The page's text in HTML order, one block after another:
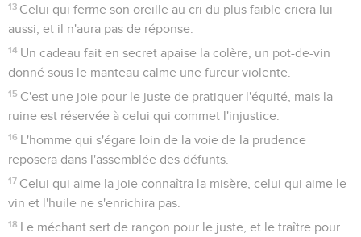
13 Celui qui ferme son oreille au cri du plus faible criera lui
aussi, et il n'aura pas de réponse.
14 Un cadeau fait en secret apaise la colère, un pot-de-vin
donné sous le manteau calme une fureur violente.
15 C'est une joie pour le juste de pratiquer l'équité, mais la
ruine est réservée à celui qui commet l'injustice.
16 L'homme qui s'égare loin de la voie de la prudence
reposera dans l'assemblée des défunts.
17 Celui qui aime la joie connaîtra la misère, celui qui aime le
vin et l'huile ne s'enrichira pas.
18 Le méchant sert de rançon pour le juste, et le traître pour